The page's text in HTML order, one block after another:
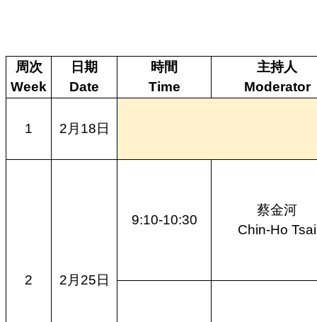
周次
Week
日期
Date
時間
Time
主持人
Moderator
1 2月18日
2 2月25日
9:10-10:30
蔡金河
Chin-Ho Tsai